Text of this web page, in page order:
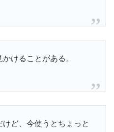
けることがある。
ど、今使うとちょっと